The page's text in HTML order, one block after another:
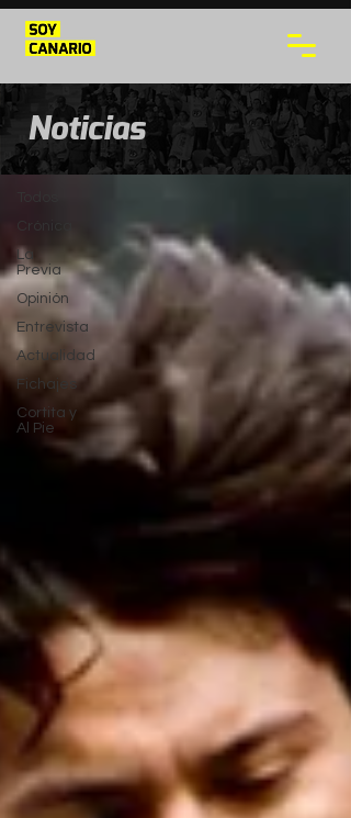
NOTICIAS
La
Previa
Opinión
Entrevista
Actualidad
Fichajes
Cortita y
Al Pie
Todos
Noticias